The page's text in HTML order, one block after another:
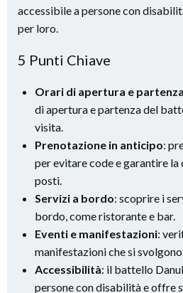
accessibile a persone con
per loro.
5 Punti Chiave
Orari di apertura e partenza
di apertura e partenza del
visita.
Prenotazione in anticipo:
per evitare code e garantire
posti.
Servizi a bordo: scoprire i
bordo, come ristorante e bar.
Eventi e manifestazioni:
manifestazioni che si
Accessibilità: il battello
persone con disabilità e offre